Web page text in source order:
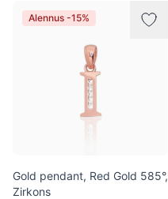
Alennus -15%
Gold pendant, Red Gold 585°,
Zirkons